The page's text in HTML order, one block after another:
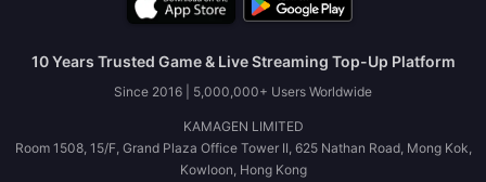
10 Years Trusted Game & Live Streaming Top-Up Platform
Since 2016 | 5,000,000+ Users Worldwide
KAMAGEN LIMITED
Room 1508, 15/F, Grand Plaza Office Tower II, 625 Nathan Road, Mong Kok,
Kowloon, Hong Kong